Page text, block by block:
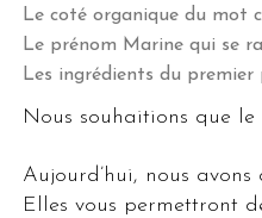
Le coté organique du mot
Le prénom Marine qui se
Les ingrédients du premier
Nous souhaitions que
Aujourd’hui, nous
Elles vous permettront